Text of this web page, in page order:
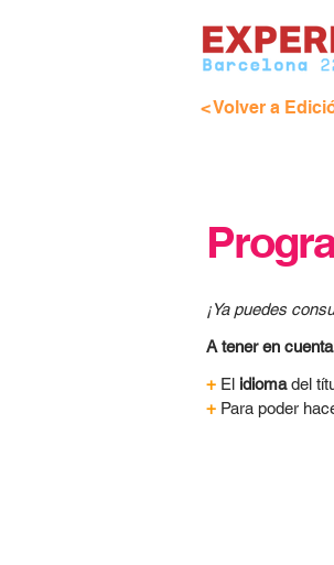
< Volver a
¡Ya puedes
A tener en
+ El idiomadel
+ Para poder